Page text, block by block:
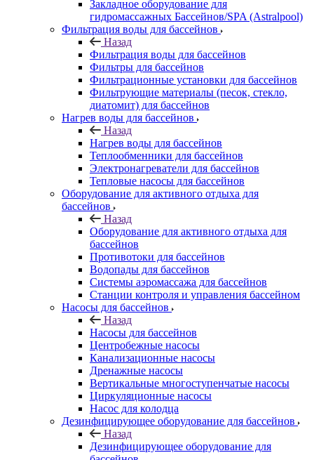
Закладное оборудование для
гидромассажных Бассейнов/SPA (Astralpool)
Фильтрация воды для бассейнов
Назад
Фильтрация воды для бассейнов
Фильтры для бассейнов
Фильтрационные установки для бассейнов
Фильтрующие материалы (песок, стекло,
диатомит) для бассейнов
Нагрев воды для бассейнов
Назад
Нагрев воды для бассейнов
Теплообменники для бассейнов
Электронагреватели для бассейнов
Тепловые насосы для бассейнов
Оборудование для активного отдыха для
бассейнов
Назад
Оборудование для активного отдыха для
бассейнов
Противотоки для бассейнов
Водопады для бассейнов
Системы аэромассажа для бассейнов
Станции контроля и управления бассейном
Насосы для бассейнов
Назад
Насосы для бассейнов
Центробежные насосы
Канализационные насосы
Дренажные насосы
Вертикальные многоступенчатые насосы
Циркуляционные насосы
Насос для колодца
Дезинфицирующее оборудование для бассейнов
Назад
Дезинфицирующее оборудование для